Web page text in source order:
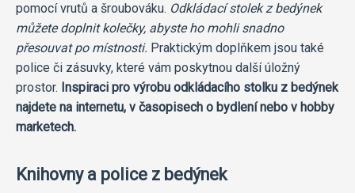
pomocí vrutů a šroubováku. Odkládací stolek z bedýnek
můžete doplnit kolečky, abyste ho mohli snadno
přesouvat po místnosti. Praktickým doplňkem jsou také
police či zásuvky, které vám poskytnou další úložný
prostor. Inspiraci pro výrobu odkládacího stolku z bedýnek
najdete na internetu, v časopisech o bydlení nebo v hobby
marketech.
Knihovny a police z bedýnek